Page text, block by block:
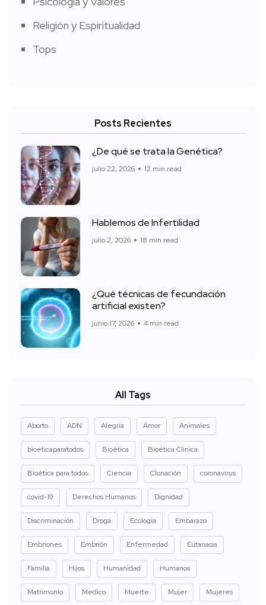
Religión y Espiritualidad
Tops
Posts Recientes
¿De qué se trata la Genética?
julio 22, 2026 12 min read
Hablemos de Infertilidad
julio 2, 2026 18 min read
¿Qué técnicas de fecundación
artificial existen?
junio 17, 2026 4 min read
All Tags
Aborto ADN Alegria Amor Animales
bioeticaparatodos Bioética Bioética Clinica
Bioética para todos Ciencia Clonación coronavirus
covid-19 Derechos Humanos Dignidad
Discriminación Droga Ecología Embarazo
Embriones Embrión Enfermedad Eutanasia
Familia Hijos Humanidad Humanos
Matrimonio Medico Muerte Mujer Mujeres